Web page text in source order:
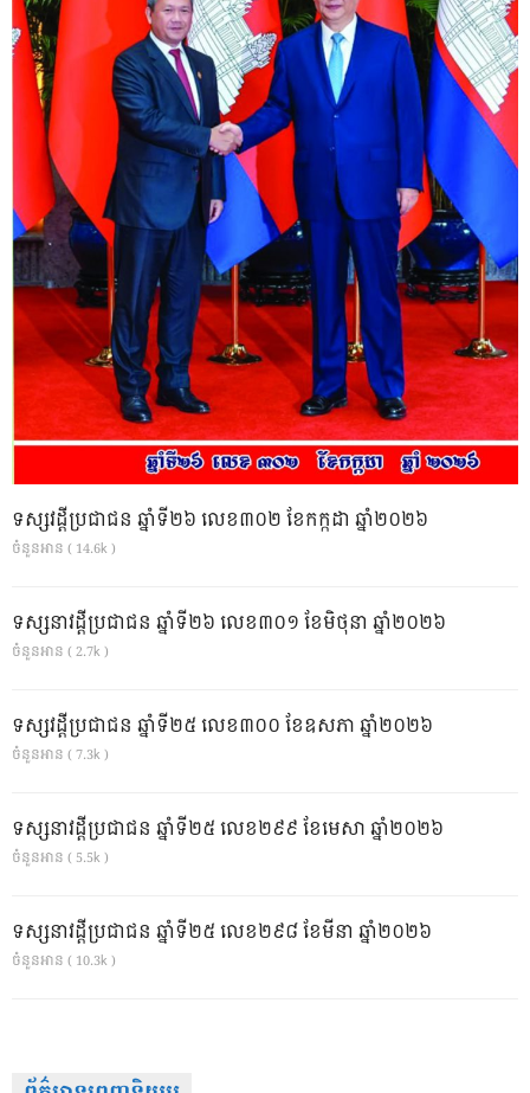
ទស្សវដ្តីប្រជាជន ឆ្នាំទី២៦ លេខ៣០២ ខែកក្កដា ឆ្នាំ២០២៦
ចំនួនអាន ( 14.6k )
ទស្សនាវដ្ដីប្រជាជន ឆ្នាំទី២៦ លេខ៣០១ ខែមិថុនា ឆ្នាំ២០២៦
ចំនួនអាន ( 2.7k )
ទស្សវដ្តីប្រជាជន ឆ្នាំទី២៥ លេខ៣០០ ខែឧសភា ឆ្នាំ២០២៦
ចំនួនអាន ( 7.3k )
ទស្សនាវដ្ដីប្រជាជន ឆ្នាំទី២៥ លេខ២៩៩ ខែមេសា ឆ្នាំ២០២៦
ចំនួនអាន ( 5.5k )
ទស្សនាវដ្ដីប្រជាជន ឆ្នាំទី២៥ លេខ២៩៨ ខែមីនា ឆ្នាំ២០២៦
ចំនួនអាន ( 10.3k )